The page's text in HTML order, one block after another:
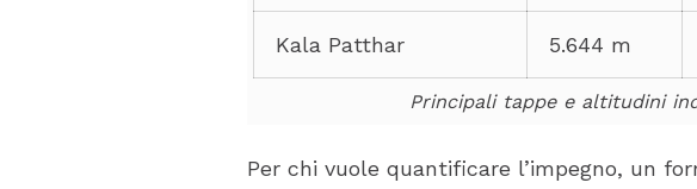
Kala Patthar 5.644 m
Principali tappe e altitudini
Per chi vuole quantificare l’impegno, un